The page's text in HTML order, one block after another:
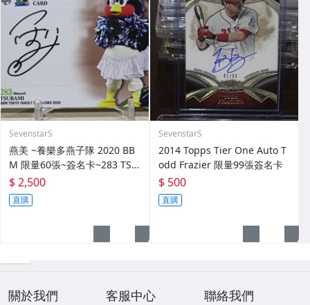
SevenstarS
燕美 ~養樂多燕子隊 2020 BB
M 限量60張~簽名卡~283 TSU
BAMI~最強吉祥物 燕九郎妹妹
$ 2,500
直購
SevenstarS
2014 Topps Tier One Auto T
odd Frazier 限量99張簽名卡
$ 500
直購
關於我們 客服中心 聯絡我們